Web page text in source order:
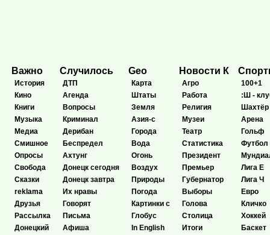
Важно
История
Кино
Книги
Музыка
Медиа
Смишное
Опросы
Свобода
Сказки
reklama
Друзья
Рассылка
Донецкий
Случилось
ДТП
Агенда
Вопросы
Криминал
Дерибан
Беспредел
Ахтунг
Донецк сегодня
Донецк завтра
Их нравы
Говорят
Письма
Афиша
Geo
Карта
Штаты
Земля
Азия-с
Города
Вода
Огонь
Воздух
Природы
Погода
Картинки с
Глобус
In English
Новости К
Агро
Работа
Религия
Музеи
Театр
Статистика
Президент
Премьер
Губернатор
Выборы
Голова
Столица
Итоги
100+1
:Ш -
Шахтёр
Арена
Гольф
Футбол
Лига Е
Лига Ч
Евро
Кличко
Хоккей
Баскет